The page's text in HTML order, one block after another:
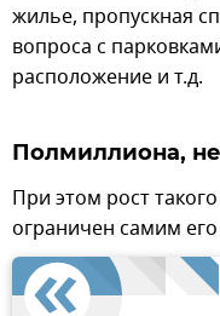
жилье, пропускная
вопроса с
расположение и т.д.
Полмиллиона,
При этом рост
ограничен самим